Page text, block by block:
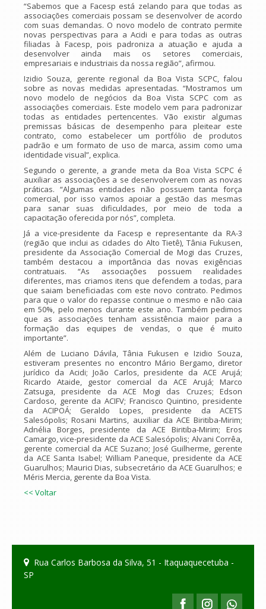
“Sabemos que a Facesp está zelando para que todas as
associações comerciais possam se desenvolver de acordo
com suas demandas. O novo modelo de contrato permite
novas perspectivas para a Acidi e para todas as outras
filiadas à Facesp, pois padroniza a atuação e ajuda a
desenvolver ainda mais os setores comerciais,
empresariais e industriais da nossa região”, afirmou.
Izidio Souza, gerente regional da Boa Vista SCPC, falou
sobre as novas medidas apresentadas. “Mostramos um
novo modelo de negócios da Boa Vista SCPC com as
associações comerciais. Este modelo vem para padronizar
todas as entidades pertencentes. Vão existir algumas
premissas básicas de desempenho para pleitear este
contrato, como estabelecer um portfólio de produtos
padrão e um formato de uso de marca, assim como uma
identidade visual”, explica.
Segundo o gerente, a grande meta da Boa Vista SCPC é
auxiliar as associações a se desenvolverem com as novas
práticas. “Algumas entidades não possuem tanta força
comercial, por isso vamos apoiar a gestão das mesmas
para sanar suas dificuldades, por meio de toda a
capacitação oferecida por nós”, completa.
Já a vice-presidente da Facesp e representante da RA-3
(região que inclui as cidades do Alto Tietê), Tânia Fukusen,
presidente da Associação Comercial de Mogi das Cruzes,
também destacou a importância das novas exigências
contratuais. “As associações possuem realidades
diferentes, mas criamos itens que defendem a todas, para
que saiam beneficiadas com este novo contrato. Pedimos
para que o valor do repasse continue o mesmo e não caia
em 50%, pelo menos durante este ano. Também pedimos
que as associações tenham assistência maior para a
formação das equipes de vendas, o que é muito
importante”.
Além de Luciano Dávila, Tânia Fukusen e Izidio Souza,
estiveram presentes no encontro Mário Bergamo, diretor
jurídico da Acidi; João Carlos, presidente da ACE Arujá;
Ricardo Ataide, gestor comercial da ACE Arujá; Marco
Zatsuga, presidente da ACE Mogi das Cruzes; Edson
Cardoso, gerente da ACIFV; Francisco Quintino, presidente
da ACIPOÁ; Geraldo Lopes, presidente da ACETS
Salesópolis; Rosani Martins, auxiliar da ACE Biritiba-Mirim;
Adnélia Borges, presidente da ACE Biritiba-Mirim; Eros
Camargo, vice-presidente da ACE Salesópolis; Alvani Corrêa,
gerente comercial da ACE Suzano; José Guilherme, gerente
da ACE Santa Isabel; William Paneque, presidente da ACE
Guarulhos; Maurici Dias, subsecretário da ACE Guarulhos; e
Méris Mercia, gerente da Boa Vista.
<< Voltar
Rua Carlos Barbosa da Silva, 51 - Itaquaquecetuba -
SP